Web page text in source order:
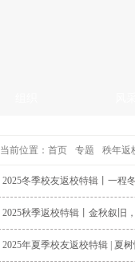
当前位置： 首页 专题 秩年返
2025冬季校友返校特辑丨一程
2025秋季返校特辑丨金秋叙旧
2025年夏季校友返校特辑 | 夏